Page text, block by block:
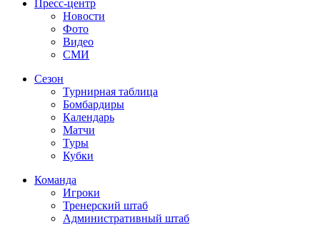
Пресс-центр
Новости
Фото
Видео
СМИ
Сезон
Турнирная таблица
Бомбардиры
Календарь
Матчи
Туры
Кубки
Команда
Игроки
Тренерский штаб
Административный штаб